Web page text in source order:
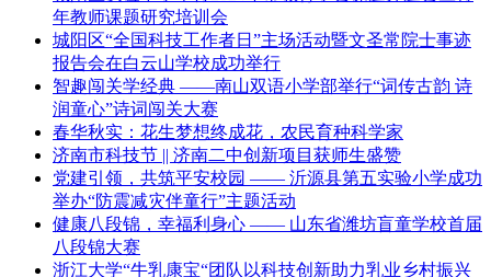
年教师课题研究培训会
城阳区“全国科技工作者日”主场活动暨文圣常院士事迹
报告会在白云山学校成功举行
智趣闯关学经典 ——南山双语小学部举行“词传古韵 诗
润童心”诗词闯关大赛
春华秋实：花生梦想终成花，农民育种科学家
济南市科技节 || 济南二中创新项目获师生盛赞
党建引领，共筑平安校园 —— 沂源县第五实验小学成功
举办“防震减灾伴童行”主题活动
健康八段锦，幸福利身心 —— 山东省潍坊盲童学校首届
八段锦大赛
浙江大学“牛乳康宝“团队以科技创新助力乳业乡村振兴